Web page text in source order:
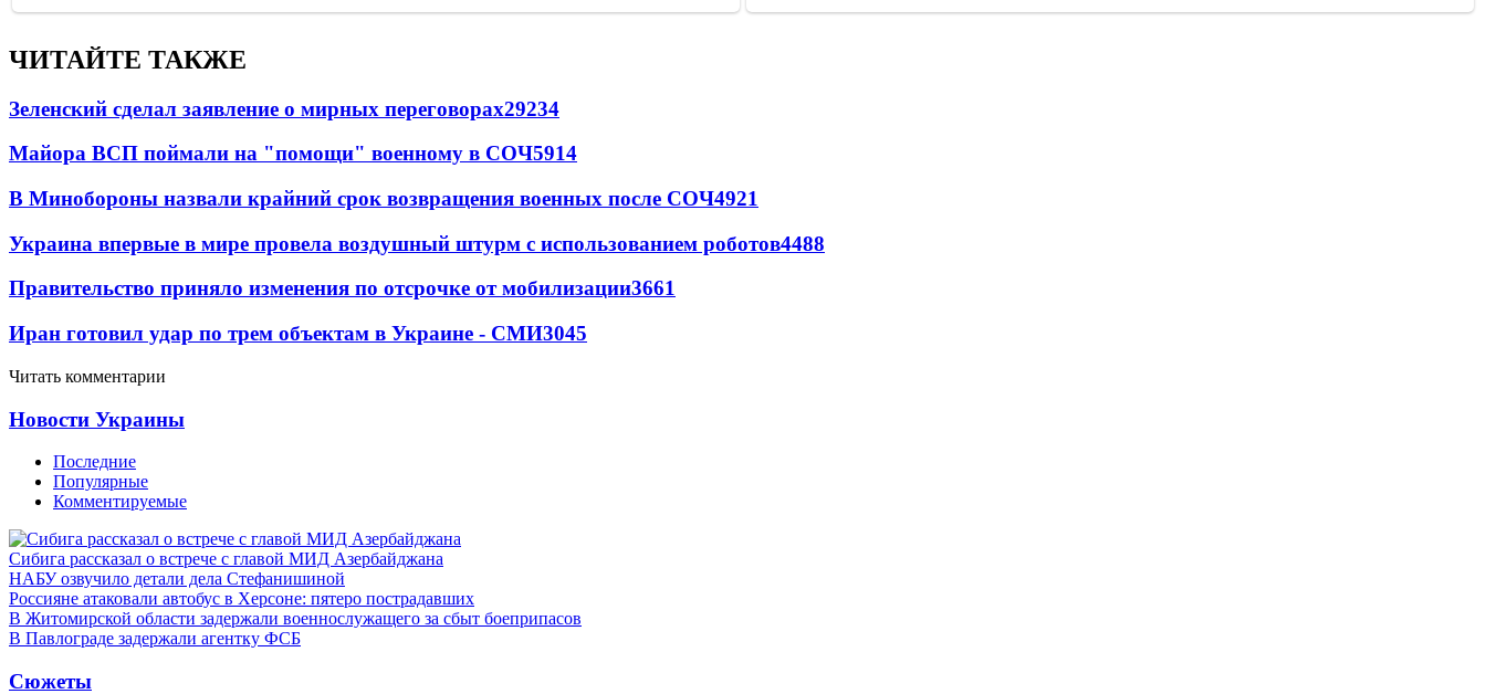
ЧИТАЙТЕ ТАКЖЕ
Зеленский сделал заявление о мирных переговорах29234
Майора ВСП поймали на "помощи" военному в СОЧ5914
В Минобороны назвали крайний срок возвращения военных после СОЧ4921
Украина впервые в мире провела воздушный штурм с использованием роботов4488
Правительство приняло изменения по отсрочке от мобилизации3661
Иран готовил удар по трем объектам в Украине - СМИ3045
Читать комментарии
Новости Украины
Последние
Популярные
Комментируемые
Сибига рассказал о встрече с главой МИД Азербайджана
НАБУ озвучило детали дела Стефанишиной
Россияне атаковали автобус в Херсоне: пятеро пострадавших
В Житомирской области задержали военнослужащего за сбыт боеприпасов
В Павлограде задержали агентку ФСБ
Сюжеты